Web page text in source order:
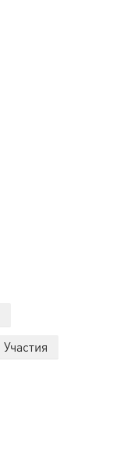
Участия